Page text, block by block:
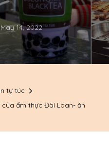
May 14, 2022
tự túc
ẩm thực Đài Loan- ăn